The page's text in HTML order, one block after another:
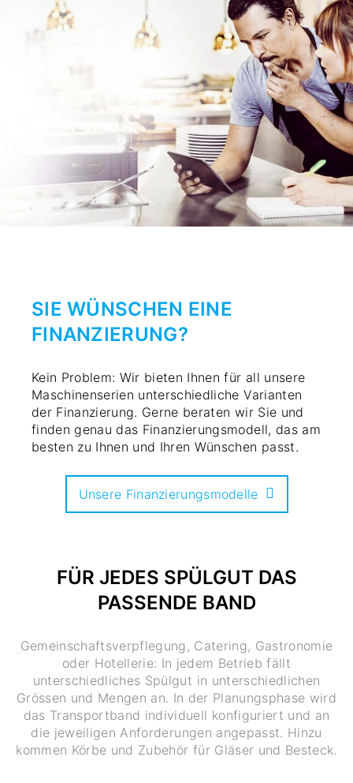
SIE WÜNSCHEN EINE
FINANZIERUNG?
Kein Problem: Wir bieten Ihnen für all unsere
Maschinenserien unterschiedliche Varianten
der Finanzierung. Gerne beraten wir Sie und
finden genau das Finanzierungsmodell, das am
besten zu Ihnen und Ihren Wünschen passt.
Unsere Finanzierungsmodelle
FÜR JEDES SPÜLGUT DAS
PASSENDE BAND
Gemeinschaftsverpflegung, Catering, Gastronomie
oder Hotellerie: In jedem Betrieb fällt
unterschiedliches Spülgut in unterschiedlichen
Grössen und Mengen an. In der Planungsphase wird
das Transportband individuell konfiguriert und an
die jeweiligen Anforderungen angepasst. Hinzu
kommen Körbe und Zubehör für Gläser und Besteck.